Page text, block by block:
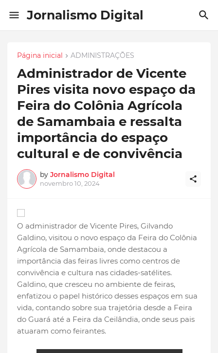
Jornalismo Digital
Página inicial ADMINISTRAÇÕES
Administrador de Vicente
Pires visita novo espaço da
Feira do Colônia Agrícola
de Samambaia e ressalta
importância do espaço
cultural e de convivência
by Jornalismo Digital
novembro 10, 2024
O administrador de Vicente Pires, Gilvando
Galdino, visitou o novo espaço da Feira do Colônia
Agrícola de Samambaia, onde destacou a
importância das feiras livres como centros de
convivência e cultura nas cidades-satélites.
Galdino, que cresceu no ambiente de feiras,
enfatizou o papel histórico desses espaços em sua
vida, contando sobre sua trajetória desde a Feira
do Guará até a Feira da Ceilândia, onde seus pais
atuaram como feirantes.